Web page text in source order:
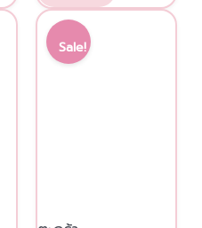
Sale!
Original
price